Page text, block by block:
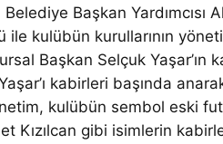
Başkan Yardımcısı
ile kulübün kurullarının
Başkan Selçuk
Yaşar’ı kabirleri başında
kulübün sembol eski
Kızılcan gibi isimlerin